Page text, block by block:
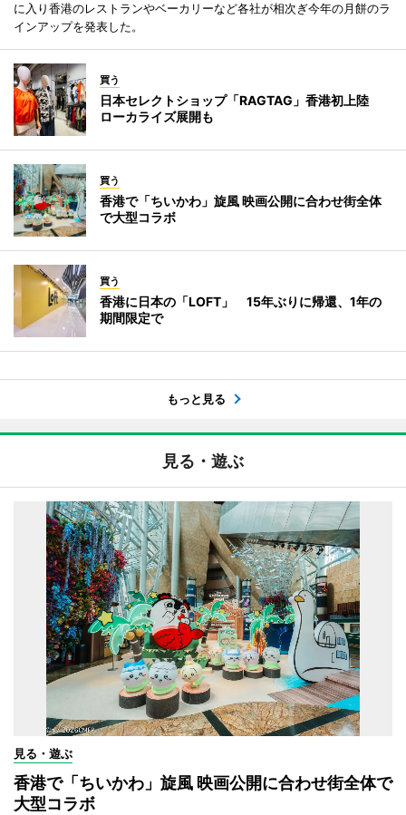
に入り香港のレストランやベーカリーなど各社が相次ぎ今年の月餅のラ
インアップを発表した。
買う
日本セレクトショップ「RAGTAG」香港初上陸
ローカライズ展開も
買う
香港で「ちいかわ」旋風 映画公開に合わせ街全体
で大型コラボ
買う
香港に日本の「LOFT」 15年ぶりに帰還、1年の
期間限定で
もっと見る
見る・遊ぶ
見る・遊ぶ
香港で「ちいかわ」旋風 映画公開に合わせ街全体で
大型コラボ